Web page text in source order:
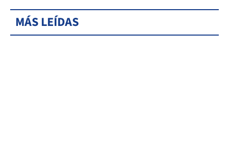
MÁS LEÍDAS